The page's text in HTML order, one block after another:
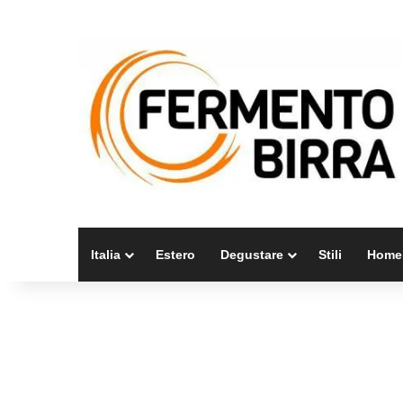
Italia Estero Degustare Stili